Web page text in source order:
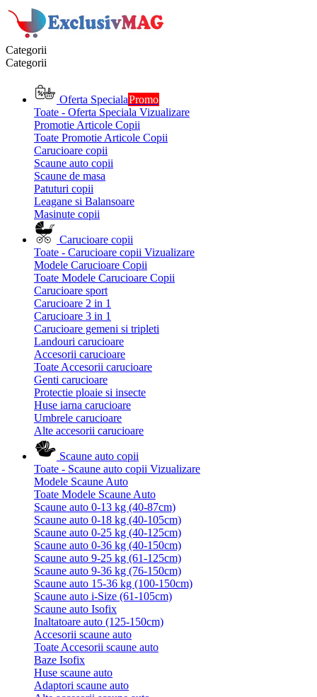
Categorii
Categorii
Oferta SpecialaPromo
Toate - Oferta Speciala Vizualizare
Promotie Articole Copii
Toate Promotie Articole Copii
Carucioare copii
Scaune auto copii
Scaune de masa
Patuturi copii
Leagane si Balansoare
Masinute copii
Carucioare copii
Toate - Carucioare copii Vizualizare
Modele Carucioare Copii
Toate Modele Carucioare Copii
Carucioare sport
Carucioare 2 in 1
Carucioare 3 in 1
Carucioare gemeni si tripleti
Landouri carucioare
Accesorii carucioare
Toate Accesorii carucioare
Genti carucioare
Protectie ploaie si insecte
Huse iarna carucioare
Umbrele carucioare
Alte accesorii carucioare
Scaune auto copii
Toate - Scaune auto copii Vizualizare
Modele Scaune Auto
Toate Modele Scaune Auto
Scaune auto 0-13 kg (40-87cm)
Scaune auto 0-18 kg (40-105cm)
Scaune auto 0-25 kg (40-125cm)
Scaune auto 0-36 kg (40-150cm)
Scaune auto 9-25 kg (61-125cm)
Scaune auto 9-36 kg (76-150cm)
Scaune auto 15-36 kg (100-150cm)
Scaune auto i-Size (61-105cm)
Scaune auto Isofix
Inaltatoare auto (125-150cm)
Accesorii scaune auto
Toate Accesorii scaune auto
Baze Isofix
Huse scaune auto
Adaptori scaune auto